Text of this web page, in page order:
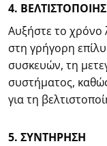
4.
Αυξήστε το χρόνο
στη γρήγορη
συσκευών, τη
συστήματος,
για τη
5. ΣΥΝΤΗΡΗΣΗ